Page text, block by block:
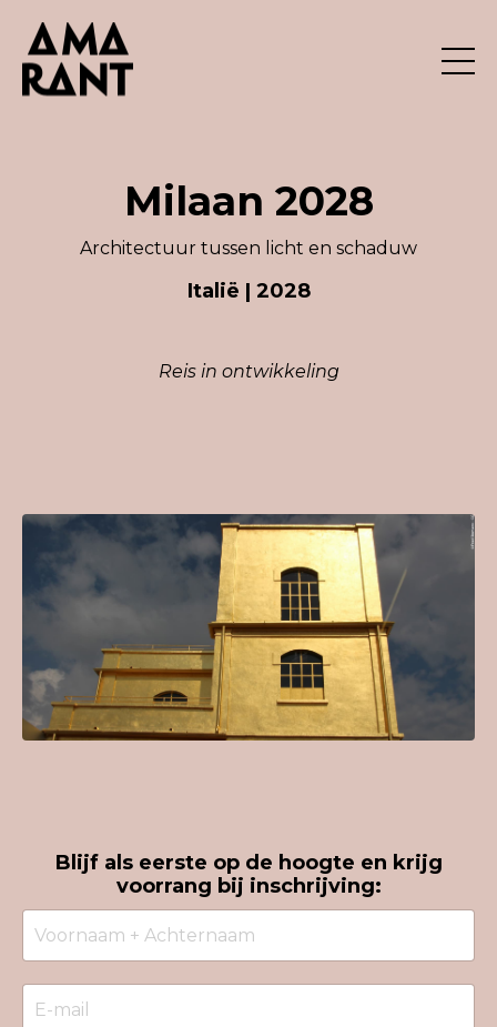
Milaan 2028
Architectuur tussen licht en schaduw
Italië | 2028
Reis in ontwikkeling
Blijf als eerste op de hoogte en krijg
voorrang bij inschrijving: